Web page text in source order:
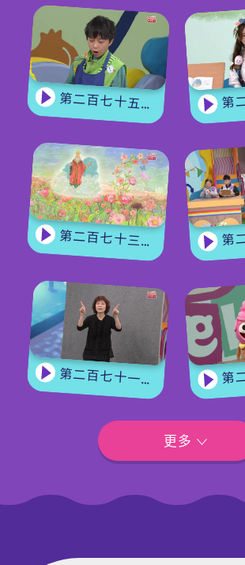
蔬菜鸡球波波
宠物吃的乾粮一向很乾身，如果想让小
可以自己亲手做的。园长碌碌姐姐和小
大家制作蔬菜鸡球波波，营养满满且无
人一起实行健康饮食。
编导:黄雅茵
第二百七十五集 - 【手作Easy Job】 盆栽磨菇 【Yummy Time】仲夏蝴蝶粉 第二百七
第二百七十三集 - 《花神的奖励》上集 第二百七
第二百七十一集 - 【嘉宾来了】用手语唱歌 第二百七十集 - 【
更多